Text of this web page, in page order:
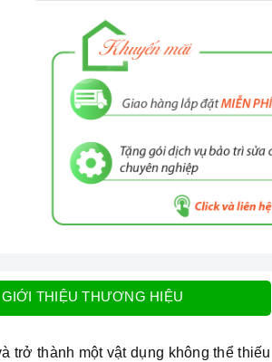
GIỚI THIỆU THƯƠNG HIỆU
trở thành một vật dụng không thể thiếu